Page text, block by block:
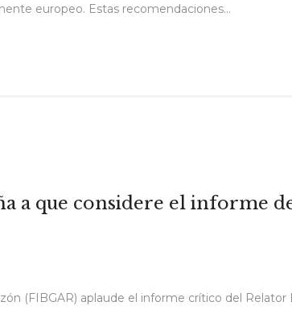
europeo. Estas recomendaciones...
a que considere el informe
(FIBGAR) aplaude el informe crítico del